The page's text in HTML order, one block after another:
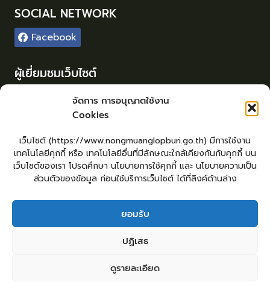
จัดการ การอนุญาตใช้งาน
Cookies
เว็บไซต์ (https://www.nongmuanglopburi.go.th) มีการใช้งาน
เทคโนโลยีคุกกี้ หรือ เทคโนโลยีอื่นที่มีลักษณะใกล้เคียงกันกับคุกกี้ บน
เว็บไซต์ของเรา โปรดศึกษา นโยบายการใช้คุกกี้ และ นโยบายความเป็น
ส่วนตัวของข้อมูล ก่อนใช้บริการเว็บไซต์ ได้ที่ลิงค์ด้านล่าง
ยอมรับ
ปฏิเสธ
ดูรายละเอียด
SOCIAL NETWORK
Facebook
ผู้เยี่ยมชมเว็บไซต์
53
เข้าสู่ระบบ
จัดทำเว็บไซต์
lopburiwebdesign.com
ยื่นแบบคำร้องทั่วไป
ร้องเรียน – ร้องทุกข์ ให้คำแนะนำ ข้อเสนอแนะ
แจ้งเรื่องร้องเรียนการทุจริต
คู่มือประชาชน
ศูนย์ข้อมูลข่าวสาร หน่วยงาน
กระดานสนทนา